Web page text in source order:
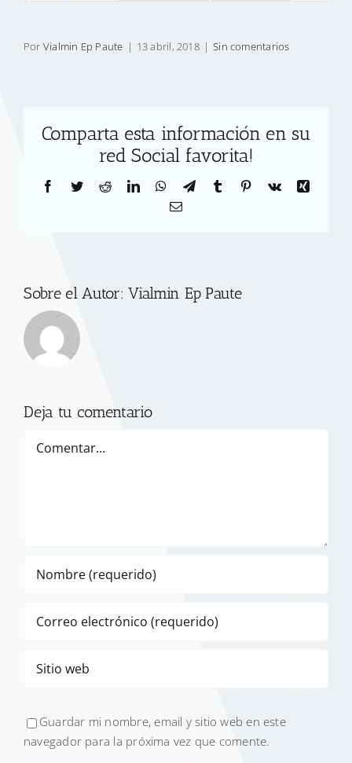
Por Vialmin Ep Paute | 13 abril, 2018 | Sin comentarios
Comparta esta información en su
red Social favorita!
Facebook
TwitterRedditLinkedInWhatsApp
TelegramTumblr Pinterest
Vk
Xing
Correo
Sobre el Autor:Vialmin Ep Paute
Deja tu comentario
Guardar mi nombre, email y sitio web en este
navegador para la próxima vez que comente.